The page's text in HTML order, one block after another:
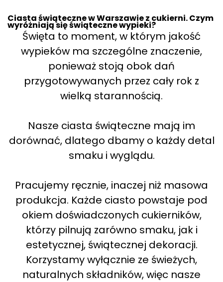
Ciasta świąteczne w Warszawie z cukierni. Czym
wyróżniają się świąteczne wypieki?
Święta to moment, w którym jakość
wypieków ma szczególne znaczenie,
ponieważ stoją obok dań
przygotowywanych przez cały rok z
wielką starannością.
Nasze ciasta świąteczne mają im
dorównać, dlatego dbamy o każdy detal
smaku i wyglądu.
Pracujemy ręcznie, inaczej niż masowa
produkcja. Każde ciasto powstaje pod
okiem doświadczonych cukierników,
którzy pilnują zarówno smaku, jak i
estetycznej, świątecznej dekoracji.
Korzystamy wyłącznie ze świeżych,
naturalnych składników, więc nasze